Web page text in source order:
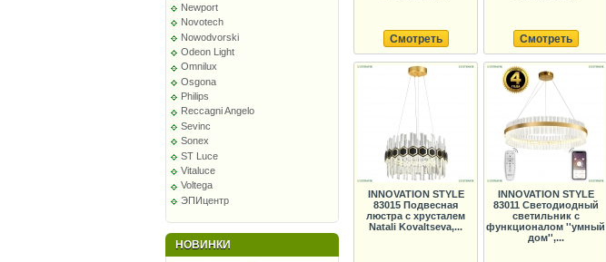
Newport
Novotech
Nowodvorski
Odeon Light
Omnilux
Osgona
Philips
Reccagni Angelo
Sevinc
Sonex
ST Luce
Vitaluce
Voltega
ЭПИцентр
НОВИНКИ
Смотреть Смотреть
INNOVATION STYLE
83015 Подвесная
люстра с хрусталем
Natali Kovaltseva,...
INNOVATION STYLE
83011 Светодиодный
светильник с
функционалом ''умный
дом'',...